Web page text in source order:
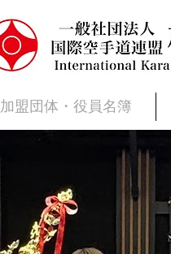
加盟団体・役員名簿